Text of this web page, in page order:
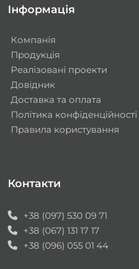
Інформація
Компанія
Продукція
Реалізовані проекти
Довідник
Доставка та оплата
Політика конфіденційності
Правила користування
Контакти
+38 (097) 530 09 71
+38 (067) 131 17 17
+38 (096) 055 01 44